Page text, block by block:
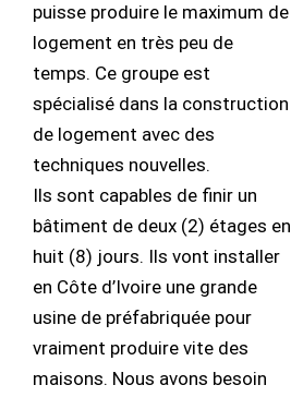
puisse produire le maximum de
logement en très peu de
temps. Ce groupe est
spécialisé dans la construction
de logement avec des
techniques nouvelles.
Ils sont capables de finir un
bâtiment de deux (2) étages en
huit (8) jours. Ils vont installer
en Côte d’Ivoire une grande
usine de préfabriquée pour
vraiment produire vite des
maisons. Nous avons besoin